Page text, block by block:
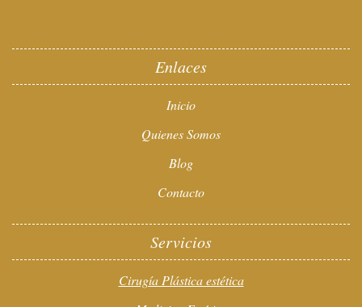
Enlaces
Inicio
Quienes Somos
Blog
Contacto
Servicios
Cirugía Plástica estética